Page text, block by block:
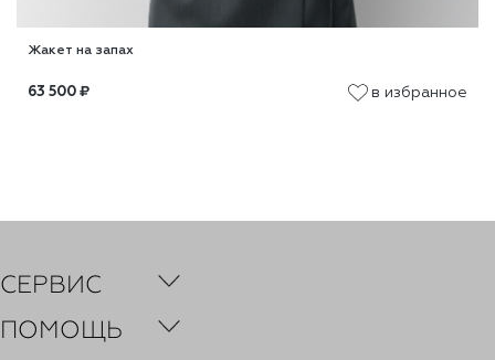
Жакет на запах
63 500 ₽ в избранное
СЕРВИС
ПОМОЩЬ